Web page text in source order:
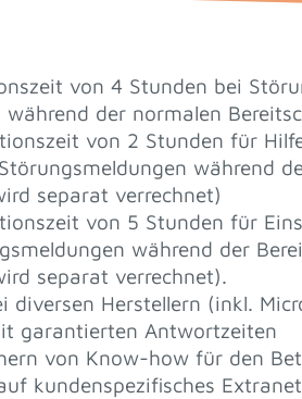
von 4 Stunden bei
während der normalen
von 2 Stunden für
während
separat verrechnet)
von 5 Stunden für
während der
separat verrechnet).
diversen Herstellern (inkl.
garantierten Antwortzeiten
von Know-how für den
kundenspezifisches